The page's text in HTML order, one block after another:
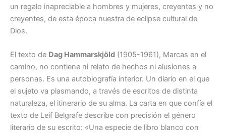
un regalo inapreciable a hombres y mujeres, creyentes y no
creyentes, de esta época nuestra de eclipse cultural de
Dios.
El texto de Dag Hammarskjöld (1905-1961), Marcas en el
camino, no contiene ni relato de hechos ni alusiones a
personas. Es una autobiografía interior. Un diario en el que
el sujeto va plasmando, a través de escritos de distinta
naturaleza, el itinerario de su alma. La carta en que confía el
texto de Leif Belgrafe describe con precisión el género
literario de su escrito: «Una especie de libro blanco con